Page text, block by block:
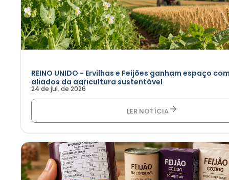
REINO UNIDO - Ervilhas e Feijões ganham espaço
aliados da agricultura sustentável
24 de jul. de 2026
LER NOTÍCIA